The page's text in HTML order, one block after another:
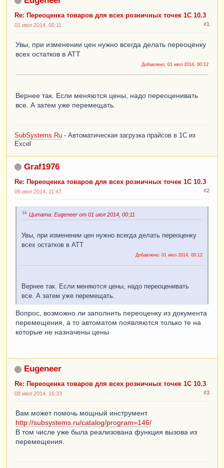
Re: Переоценка товаров для всех розничных точек 1С 10.3
#1
01 июл 2014, 00:11
Увы, при изменении цен нужно всегда делать переоценку
всех остатков в АТТ
Добавлено: 01 июл 2014, 00:12
Вернее так. Если меняются цены, надо переоценивать
все. А затем уже перемещать.
SubSystems.Ru - Автоматическая загрузка прайсов в 1С из
Excel
Graf1976
Re: Переоценка товаров для всех розничных точек 1С 10.3
#2
06 июл 2014, 11:47
Цитата: Eugeneer от 01 июл 2014, 00:11
Увы, при изменении цен нужно всегда делать переоценку
всех остатков в АТТ
Добавлено: 01 июл 2014, 00:12
Вернее так. Если меняются цены, надо переоценивать
все. А затем уже перемещать.
Вопрос, возможно ли заполнить переоценку из документа
перемещения, а то автоматом появляются только те на
которые не назначены цены
Eugeneer
Re: Переоценка товаров для всех розничных точек 1С 10.3
#3
08 июл 2014, 16:33
Вам может помочь мощный инструмент
http://subsystems.ru/catalog/program=146/
В том числе уже была реализована функция вызова из
перемещения.